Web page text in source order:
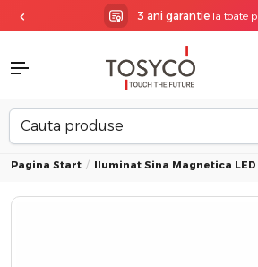
3 ani garantiela toate
Pagina Start Iluminat Sina Magnetica LED